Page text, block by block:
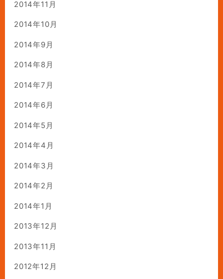
2014年11月
2014年10月
2014年9月
2014年8月
2014年7月
2014年6月
2014年5月
2014年4月
2014年3月
2014年2月
2014年1月
2013年12月
2013年11月
2012年12月